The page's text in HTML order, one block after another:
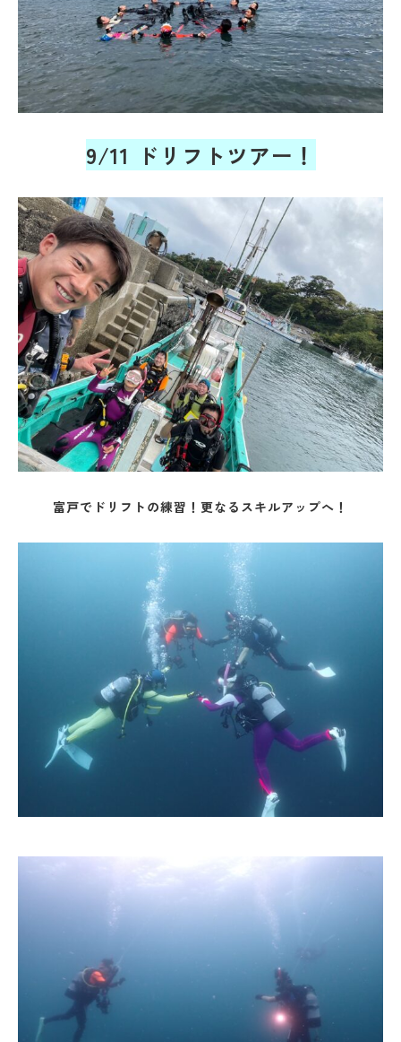
9/11 ドリフトツアー！
富戸でドリフトの練習！更なるスキルアップへ！